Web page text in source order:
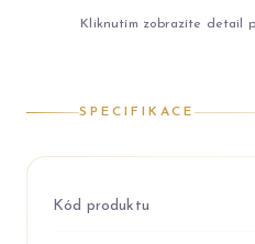
Kliknutím zobrazíte detail
SPECIFIKACE
Kód produktu